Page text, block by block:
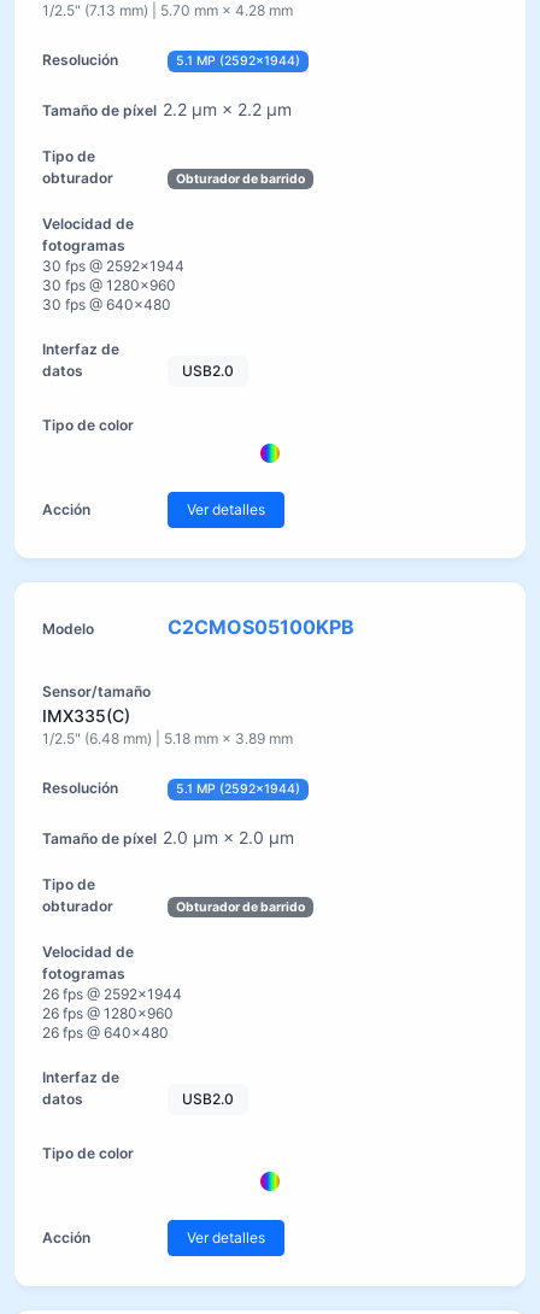
1/2.5" (7.13 mm) | 5.70 mm × 4.28 mm
5.1 MP (2592×1944)
2.2 µm × 2.2 µm
Obturador de barrido
30 fps @ 2592×1944
30 fps @ 1280×960
30 fps @ 640×480
USB2.0
Ver detalles
C2CMOS05100KPB
IMX335(C)
1/2.5" (6.48 mm) | 5.18 mm × 3.89 mm
5.1 MP (2592×1944)
2.0 µm × 2.0 µm
Obturador de barrido
26 fps @ 2592×1944
26 fps @ 1280×960
26 fps @ 640×480
USB2.0
Ver detalles